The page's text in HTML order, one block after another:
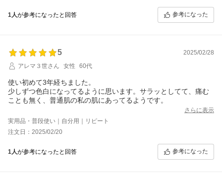
1人が参考になったと回答 参考になった
5
2025/02/28
アレマ３世さん
女性 60代
使い初めて3年経ちました。
少しずつ色白になってるように思います。サラッとしてて、痛む
ことも無く、普通肌の私の肌にあってるようです。
さらに表示
実用品・普段使い｜自分用｜リピート
注文日：2025/02/20
1人が参考になったと回答 参考になった